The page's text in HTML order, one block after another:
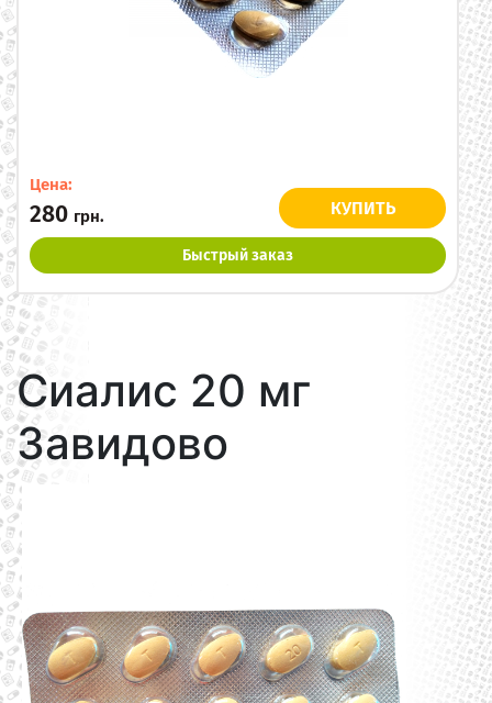
Цена:
280 грн. КУПИТЬ
Быстрый заказ
Сиалис 20 мг
Завидово